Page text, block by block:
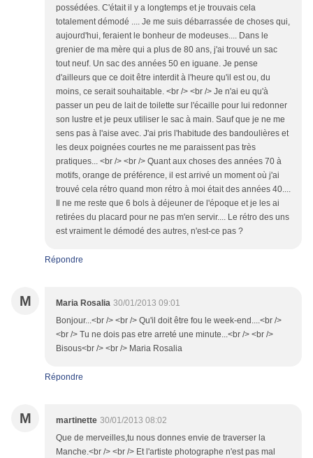
possédées. C'était il y a longtemps et je trouvais cela
totalement démodé .... Je me suis débarrassée de choses qui,
aujourd'hui, feraient le bonheur de modeuses.... Dans le
grenier de ma mère qui a plus de 80 ans, j'ai trouvé un sac
tout neuf. Un sac des années 50 en iguane. Je pense
d'ailleurs que ce doit être interdit à l'heure qu'il est ou, du
moins, ce serait souhaitable. <br /> <br /> Je n'ai eu qu'à
passer un peu de lait de toilette sur l'écaille pour lui redonner
son lustre et je peux utiliser le sac à main. Sauf que je ne me
sens pas à l'aise avec. J'ai pris l'habitude des bandoulières et
les deux poignées courtes ne me paraissent pas très
pratiques... <br /> <br /> Quant aux choses des années 70 à
motifs, orange de préférence, il est arrivé un moment où j'ai
trouvé cela rétro quand mon rétro à moi était des années 40....
Il ne me reste que 6 bols à déjeuner de l'époque et je les ai
retirées du placard pour ne pas m'en servir.... Le rétro des uns
est vraiment le démodé des autres, n'est-ce pas ?
Répondre
M Maria Rosalia 30/01/2013 09:01
Bonjour...<br /> <br /> Qu'il doit être fou le week-end....<br />
<br /> Tu ne dois pas etre arreté une minute...<br /> <br />
Bisous<br /> <br /> Maria Rosalia
Répondre
M martinette 30/01/2013 08:02
Que de merveilles,tu nous donnes envie de traverser la
Manche.<br /> <br /> Et l'artiste photographe n'est pas mal